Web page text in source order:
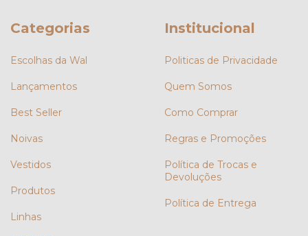
Categorias
Escolhas da Wal
Lançamentos
Best Seller
Noivas
Vestidos
Produtos
Linhas
Institucional
Politicas de Privacidade
Quem Somos
Como Comprar
Regras e Promoções
Política de Trocas e
Devoluções
Política de Entrega